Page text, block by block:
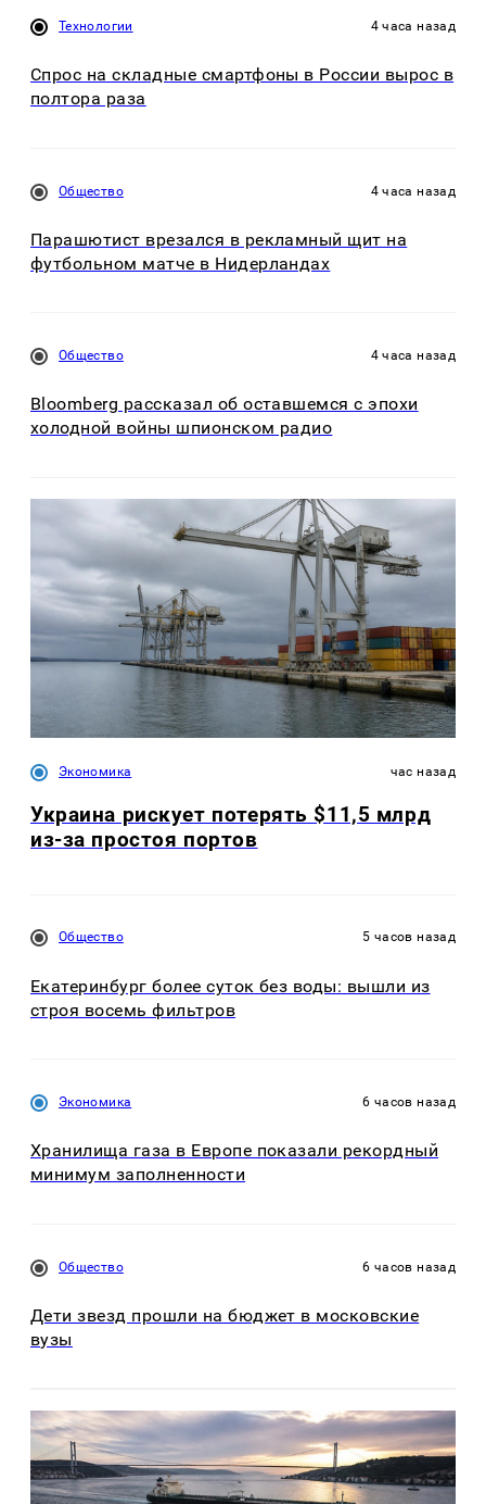
Технологии 4 часа назад
Спрос на складные смартфоны в России вырос в
полтора раза
Общество 4 часа назад
Парашютист врезался в рекламный щит на
футбольном матче в Нидерландах
Общество 4 часа назад
Bloomberg рассказал об оставшемся с эпохи
холодной войны шпионском радио
Экономика час назад
Украина рискует потерять $11,5 млрд
из-за простоя портов
Общество 5 часов назад
Екатеринбург более суток без воды: вышли из
строя восемь фильтров
Экономика 6 часов назад
Хранилища газа в Европе показали рекордный
минимум заполненности
Общество 6 часов назад
Дети звезд прошли на бюджет в московские
вузы